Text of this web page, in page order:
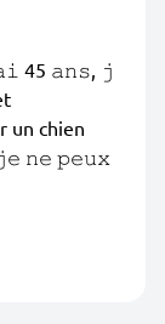
45 𝚊𝚗𝚜, 𝚓
un chien
𝚗𝚎 𝚙𝚎𝚞𝚡